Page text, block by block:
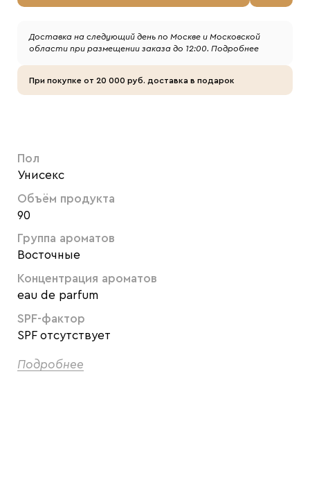
Доставка на следующий день по Москве и Московской
области при размещении заказа до 12:00.Подробнее
При покупке от 20 000 руб. доставка в подарок
Пол
Унисекс
Объём продукта
90
Группа ароматов
Восточные
Концентрация ароматов
eau de parfum
SPF-фактор
SPF отсутствует
Подробнее